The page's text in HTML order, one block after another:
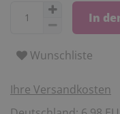
In
Wunschliste
Ihre Versandkosten